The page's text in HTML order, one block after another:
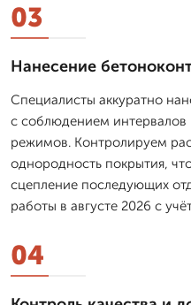
03
Нанесение
Специалисты аккуратно
с соблюдением
режимов. Контролируем
однородность покрытия,
сцепление последующих
работы в августе 2026 с
04